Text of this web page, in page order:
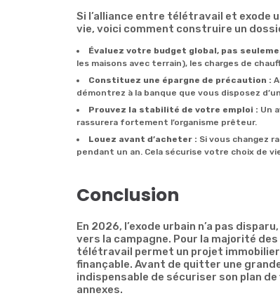
Si l’alliance entre télétravail et exode
vie, voici comment construire un
Évaluez votre budget global, pas
les maisons avec terrain), les charges de
Constituez une épargne de précaution :
démontrez à la banque que vous disposez
Prouvez la stabilité de votre emploi : Un
rassurera fortement l’organisme prêteur.
Louez avant d’acheter : Si vous changez
pendant un an. Cela sécurise votre choix de
Conclusion
En 2026, l’exode urbain n’a pas
vers la campagne. Pour la majorité
télétravail permet un projet
finançable. Avant de quitter une
indispensable de sécuriser son plan
annexes.